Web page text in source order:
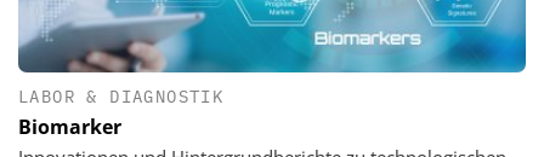
LABOR & DIAGNOSTIK
Biomarker